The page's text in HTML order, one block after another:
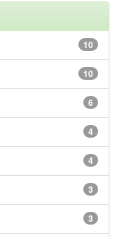
10
10
6
4
4
3
3